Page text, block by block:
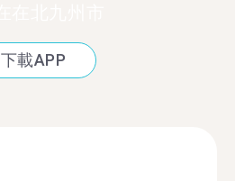
下載APP